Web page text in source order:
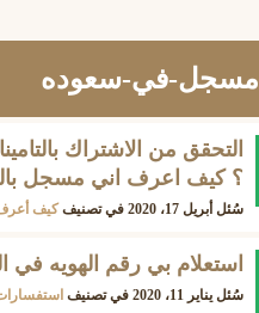
مسجل-في-سعوده
التحقق من الاشتراك
؟ كيف اعرف اني مسجل
سُئل أبريل 17، 2020 في تصنيفكيف
استعلام بي رقم الهويه في
سُئل يناير 11، 2020 في تصنيف